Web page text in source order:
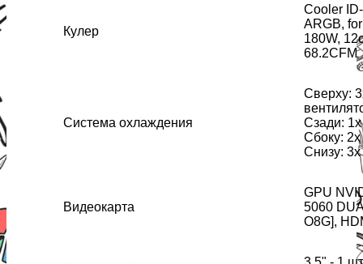
Кулер
Cooler
ARGB,
180W,
68.2CFM
Система охлаждения
Сверху:
Сзади:
Сбоку:
Снизу:
Видеокарта
GPU
5060
O8G],